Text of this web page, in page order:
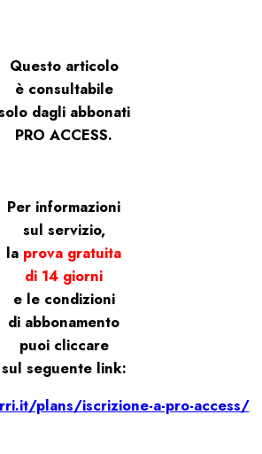
Questo articolo
è consultabile
dagli abbonati
PRO ACCESS.
Per informazioni
sul servizio,
la prova gratuita
di 14 giorni
e le condizioni
di abbonamento
puoi cliccare
sul seguente link:
plans/iscrizione-a-pro-access/